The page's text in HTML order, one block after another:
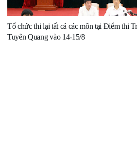
Tổ chức thi lại tất cả các môn tại Điểm thi
Tuyên Quang vào 14-15/8